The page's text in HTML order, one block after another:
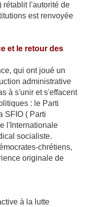
rétablit l'autorité de
est renvoyée
et le retour des
qui ont joué un
administrative
à s'unir et s'effacent
: le Parti
SFIO ( Parti
l'Internationale
socialiste.
chrétiens,
originale de
à la lutte